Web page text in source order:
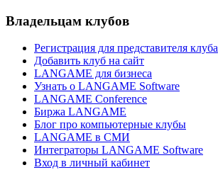
Владельцам клубов
Регистрация для представителя клуба
Добавить клуб на сайт
LANGAME для бизнеса
Узнать о LANGAME Software
LANGAME Conference
Биржа LANGAME
Блог про компьютерные клубы
LANGAME в СМИ
Интеграторы LANGAME Software
Вход в личный кабинет